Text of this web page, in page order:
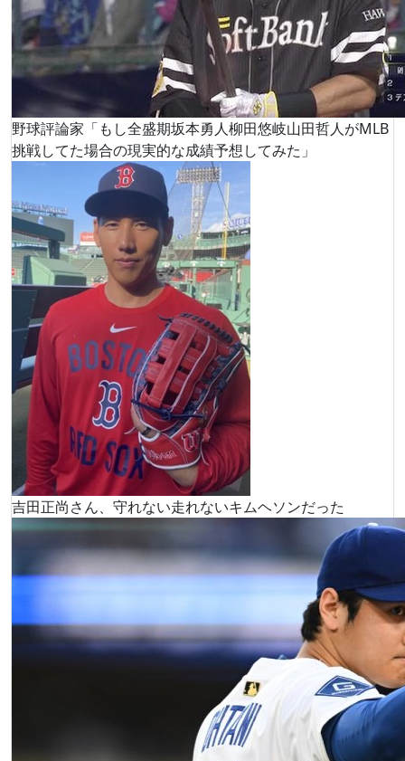
野球評論家「もし全盛期坂本勇人柳田悠岐山田哲人がMLB
挑戦してた場合の現実的な成績予想してみた」
吉田正尚さん、守れない走れないキムヘソンだった